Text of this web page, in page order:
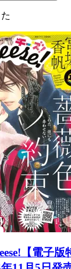
【電子版